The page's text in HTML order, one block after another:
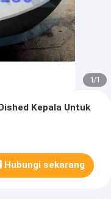
1/1
Kepala Untuk
Hubungi sekarang